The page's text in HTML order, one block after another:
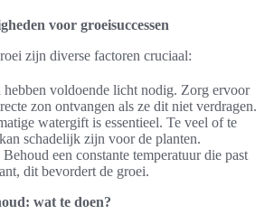
voor groeisuccessen
zijn diverse factoren cruciaal:
hebben voldoende licht nodig. Zorg ervoor
zon ontvangen als ze dit niet verdragen.
watergift is essentieel. Te veel of te
schadelijk zijn voor de planten.
Behoud een constante temperatuur die past
dit bevordert de groei.
wat te doen?